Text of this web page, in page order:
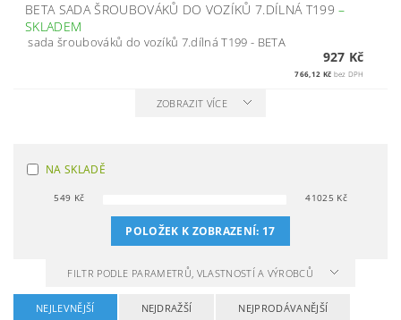
BETA SADA ŠROUBOVÁKŮ DO VOZÍKŮ 7.DÍLNÁ T199–
SKLADEM
sada šroubováků do vozíků 7.dílná T199 - BETA
927 Kč
766,12 Kč bez DPH
ZOBRAZIT VÍCE
NA SKLADĚ
549 Kč 41025 Kč
POLOŽEK K ZOBRAZENÍ: 17
FILTR PODLE PARAMETRŮ, VLASTNOSTÍ A VÝROBCŮ
NEJLEVNĚJŠÍ NEJDRAŽŠÍ NEJPRODÁVANĚJŠÍ